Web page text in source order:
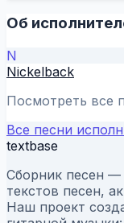
Об
N
Nickelback
Посмотреть все
Все песни
textbase
Сборник песен
текстов песен,
Наш проект